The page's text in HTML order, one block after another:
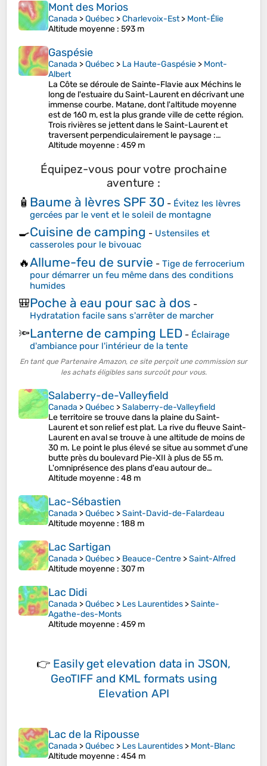
Mont des Morios
Canada >Québec >Charlevoix-Est> Mont-Élie
Altitude moyenne : 593 m
Gaspésie
Canada >Québec > La Haute-Gaspésie > Mont-
Albert
La Côte se déroule de Sainte-Flavie aux Méchins le
long de l'estuaire du Saint-Laurent en décrivant une
immense courbe. Matane, dont l'altitude moyenne
est de 160 m, est la plus grande ville de cette région.
Trois rivières se jettent dans le Saint-Laurent et
traversent perpendiculairement le paysage :…
Altitude moyenne : 459 m
Équipez-vous pour votre prochaine
aventure :
🧴 Baume à lèvres SPF 30 - Évitez les lèvres
gercées par le vent et le soleil de montagne
🍳Cuisine de camping - Ustensiles et
casseroles pour le bivouac
🔥Allume-feu de survie - Tige de ferrocerium
pour démarrer un feu même dans des conditions
humides
🎒Poche à eau pour sac à dos -
Hydratation facile sans s'arrêter de marcher
🔦Lanterne de camping LED - Éclairage
d'ambiance pour l'intérieur de la tente
En tant que Partenaire Amazon, ce site perçoit une commission sur
les achats éligibles sans surcoût pour vous.
Salaberry-de-Valleyfield
Canada >Québec >Salaberry-de-Valleyfield
Le territoire se trouve dans la plaine du Saint-
Laurent et son relief est plat. La rive du fleuve Saint-
Laurent en aval se trouve à une altitude de moins de
30 m. Le point le plus élevé se situe au sommet d'une
butte près du boulevard Pie-XII à plus de 55 m.
L'omniprésence des plans d'eau autour de…
Altitude moyenne : 48 m
Lac-Sébastien
Canada >Québec >Saint-David-de-Falardeau
Altitude moyenne : 188 m
Lac Sartigan
Canada >Québec > Beauce-Centre >Saint-Alfred
Altitude moyenne : 307 m
Lac Didi
Canada >Québec > Les Laurentides >Sainte-
Agathe-des-Monts
Altitude moyenne : 459 m
👉 Easily get elevation data in JSON,
GeoTIFF and KML formats using
Elevation API
Lac de la Ripousse
Canada >Québec > Les Laurentides > Mont-Blanc
Altitude moyenne : 454 m